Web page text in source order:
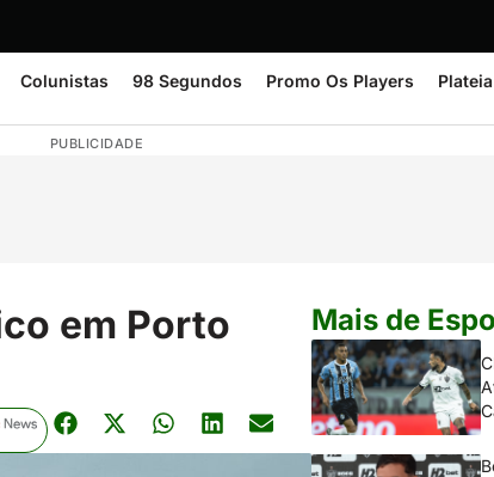
Colunistas 98 Segundos Promo Os Players
PUBLICIDADE
em Porto
Mais de